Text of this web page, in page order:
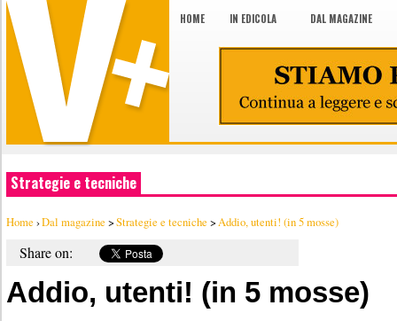
HOME IN EDICOLA DAL MAGAZINE
Strategie e tecniche
Home ›Dal magazine >Strategie e tecniche >Addio, utenti! (in 5 mosse)
Share on:
Addio, utenti! (in 5 mosse)